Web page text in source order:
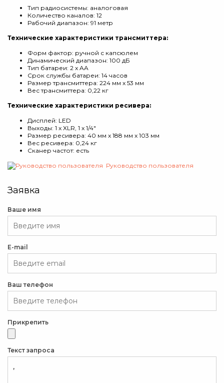
Тип радиосистемы: аналоговая
Количество каналов: 12
Рабочий диапазон: 91 метр
Технические характеристики трансмиттера:
Форм фактор: ручной с капсюлем
Динамический диапазон: 100 дБ
Тип батареи: 2 x AA
Срок службы батареи: 14 часов
Размер трансмиттера: 224 мм x 53 мм
Вес трансмиттера: 0,22 кг
Технические характеристики ресивера:
Дисплей: LED
Выходы: 1 x XLR, 1 x 1/4"
Размер ресивера: 40 мм x 188 мм x 103 мм
Вес ресивера: 0,24 кг
Сканер частот: есть
Руководство пользователя
Заявка
Ваше имя
E-mail
Ваш телефон
Прикрепить
Текст запроса